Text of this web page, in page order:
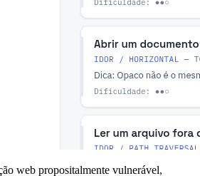
web propositalmente vulnerável,